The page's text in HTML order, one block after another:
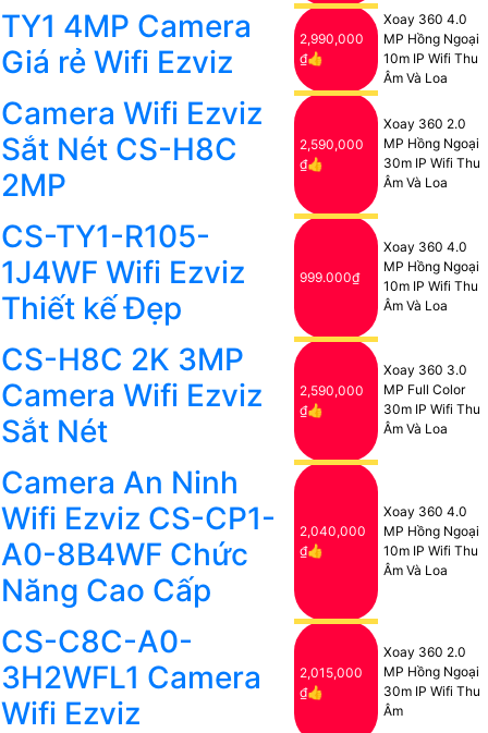
TY1 4MP Camera
Giá rẻ Wifi Ezviz
2,990,000
₫👍
Xoay 360 4.0
MP Hồng Ngoại
10m IP Wifi Thu
Âm Và Loa
Camera Wifi Ezviz
Sắt Nét CS-H8C
2MP
2,590,000
₫👍
Xoay 360 2.0
MP Hồng Ngoại
30m IP Wifi Thu
Âm Và Loa
CS-TY1-R105-
1J4WF Wifi Ezviz
Thiết kế Đẹp
999.000₫
Xoay 360 4.0
MP Hồng Ngoại
10m IP Wifi Thu
Âm Và Loa
CS-H8C 2K 3MP
Camera Wifi Ezviz
Sắt Nét
2,590,000
₫👍
Xoay 360 3.0
MP Full Color
30m IP Wifi Thu
Âm Và Loa
Camera An Ninh
Wifi Ezviz CS-CP1-
A0-8B4WF Chức
Năng Cao Cấp
2,040,000
₫👍
Xoay 360 4.0
MP Hồng Ngoại
10m IP Wifi Thu
Âm Và Loa
CS-C8C-A0-
3H2WFL1 Camera
Wifi Ezviz
2,015,000
₫👍
Xoay 360 2.0
MP Hồng Ngoại
30m IP Wifi Thu
Âm